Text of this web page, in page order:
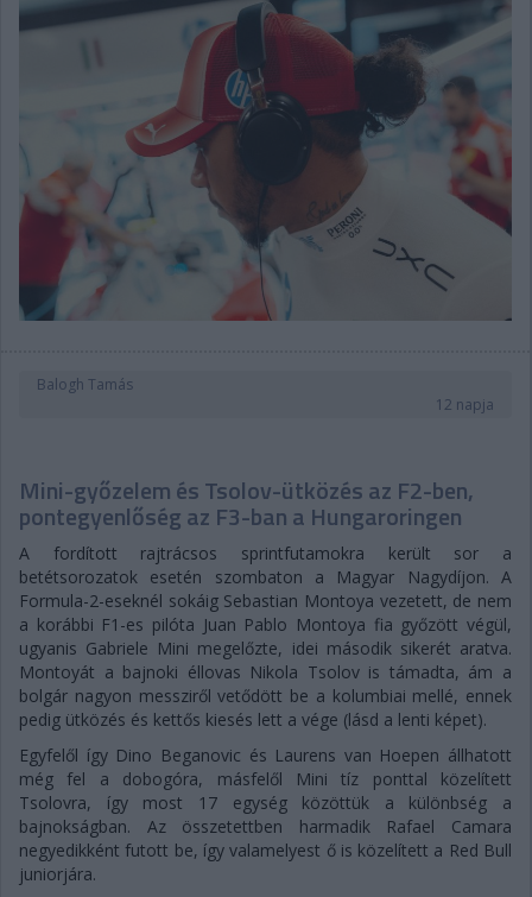
Balogh Tamás
12 napja
Mini-győzelem és Tsolov-ütközés az F2-ben,
pontegyenlőség az F3-ban a Hungaroringen
A fordított rajtrácsos sprintfutamokra került sor a
betétsorozatok esetén szombaton a Magyar Nagydíjon. A
Formula-2-eseknél sokáig Sebastian Montoya vezetett, de nem
a korábbi F1-es pilóta Juan Pablo Montoya fia győzött végül,
ugyanis Gabriele Mini megelőzte, idei második sikerét aratva.
Montoyát a bajnoki éllovas Nikola Tsolov is támadta, ám a
bolgár nagyon messziről vetődött be a kolumbiai mellé, ennek
pedig ütközés és kettős kiesés lett a vége (lásd a lenti képet).
Egyfelől így Dino Beganovic és Laurens van Hoepen állhatott
még fel a dobogóra, másfelől Mini tíz ponttal közelített
Tsolovra, így most 17 egység közöttük a különbség a
bajnokságban. Az összetettben harmadik Rafael Camara
negyedikként futott be, így valamelyest ő is közelített a Red Bull
juniorjára.